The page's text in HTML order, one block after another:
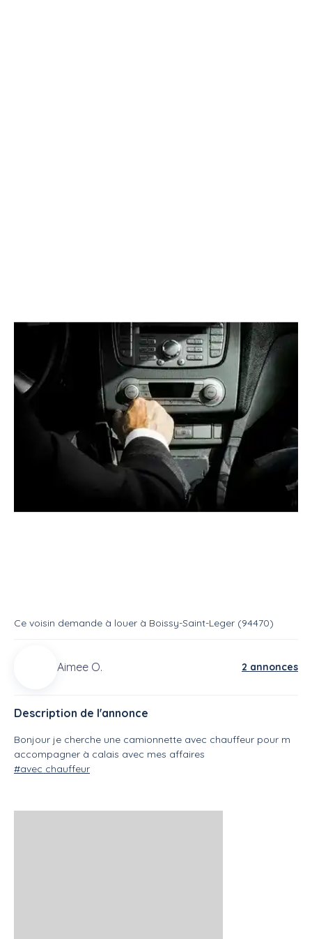
Avec chauffeur
Cherche camionnette avec
chauffeur
Avec chauffeur
Ce voisin demande à louer à Boissy-Saint-Leger (94470)
Aimee O. 2 annonces
Description de l'annonce
Bonjour je cherche une camionnette avec chauffeur pour m
accompagner à calais avec mes affaires
#avec chauffeur